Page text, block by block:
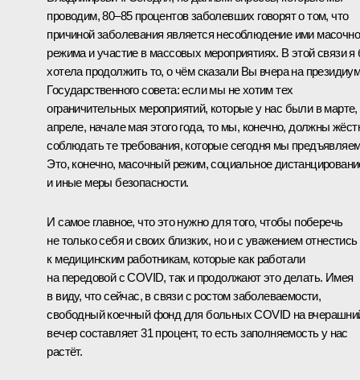
проводим, 80–85 процентов заболевших говорят о том, что
причиной заболевания является несоблюдение ими
режима и участие в массовых мероприятиях. В этой связи я
хотела продолжить то, о чём сказали Вы вчера на
Государственного совета: если мы не хотим тех
ограничительных мероприятий, которые у нас были в марте,
апреле, начале мая этого года, то мы, конечно, должны
соблюдать те требования, которые сегодня мы
Это, конечно, масочный режим, социальное
и иные меры безопасности.
И самое главное, что это нужно для того, чтобы поберечь
не только себя и своих близких, но и с уважением отнестись
к медицинским работникам, которые как работали
на передовой с COVID, так и продолжают это делать. Имея
в виду, что сейчас, в связи с ростом заболеваемости,
свободный коечный фонд для больных COVID на
вечер составляет 31 процент, то есть заполняемость у нас
растёт.